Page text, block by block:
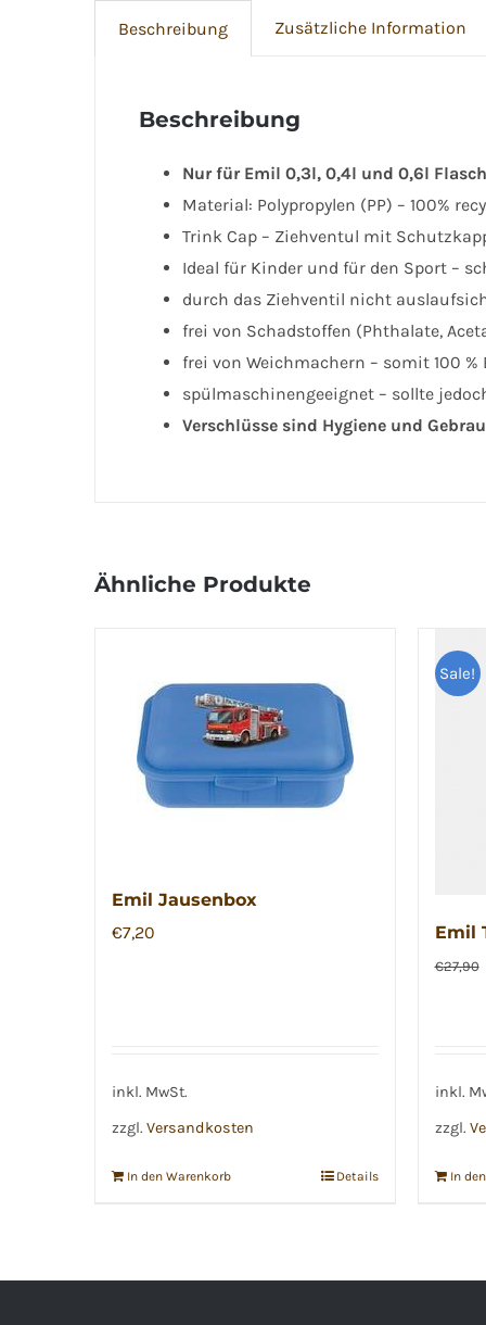
Beschreibung Zusätzliche Information
Beschreibung
Nur fürEmil 0,3l, 0,4l und 0,6l
Material: Polypropylen (PP) – 100%
Trink Cap – Ziehventul mit
Ideal für Kinder und für den Sport –
durch das Ziehventil nicht
frei von Schadstoffen (Phthalate,
frei von Weichmachern – somit 100 %
spülmaschinengeeignet – sollte
Verschlüsse sind Hygiene und
Ähnliche Produkte
Emil Jausenbox
€7,20
inkl. MwSt.
zzgl. Versandkosten
In den Warenkorb Details
Sale!
Emil
€27,90
inkl.
zzgl.
In